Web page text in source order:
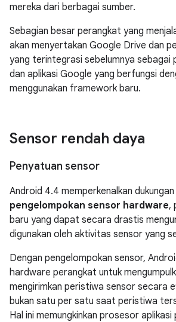
mereka dari berbagai sumber.
Sebagian besar perangkat yang
akan menyertakan Google Drive dan
yang terintegrasi sebelumnya sebagai
dan aplikasi Google yang berfungsi
menggunakan framework baru.
Sensor rendah daya
Penyatuan sensor
Android 4.4 memperkenalkan
pengelompokan sensor hardware,
baru yang dapat secara drastis
digunakan oleh aktivitas sensor yang
Dengan pengelompokan sensor,
hardware perangkat untuk
mengirimkan peristiwa sensor secara
bukan satu per satu saat peristiwa
Hal ini memungkinkan prosesor